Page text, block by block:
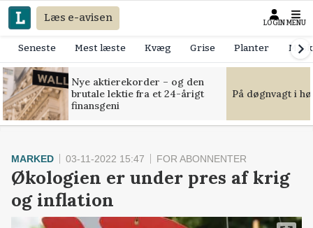
Læs e-avisen LOGIN MENU
Seneste Mest læste Kvæg Grise Planter
Nye aktierekorder – og den
brutale lektie fra et 24-årigt
finansgeni
På døgnvagt i
MARKED 03-11-2022 15:47 FOR ABONNENTER
Økologien er under pres af krig
og inflation